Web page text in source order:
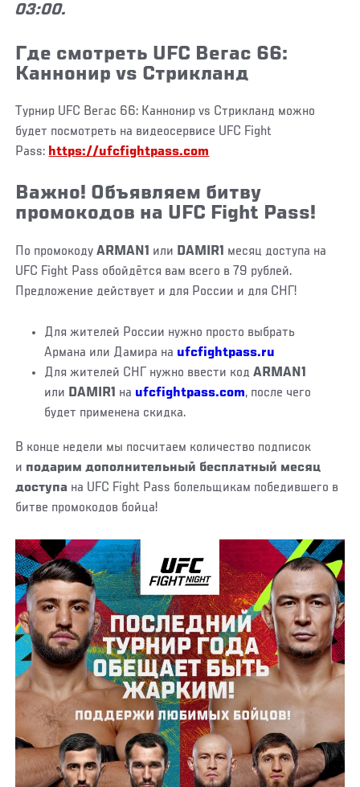
03:00.
Где смотреть UFC Вегас 66:
Каннонир vs Стрикланд
Турнир UFC Вегас 66: Каннонир vs Стрикланд можно
будет посмотреть на видеосервисе UFC Fight
Pass: https://ufcfightpass.com
Важно! Объявляем битву
промокодов на UFC Fight Pass!
По промокодуARMAN1 или DAMIR1 месяц доступа на
UFC Fight Pass обойдётся вам всего в 79 рублей.
Предложение действует и для России и для СНГ!
Для жителей России нужно просто выбрать
Армана или Дамира на ufcfightpass.ru
Для жителей СНГ нужно ввести код ARMAN1
или DAMIR1 на ufcfightpass.com, после чего
будет применена скидка.
В конце недели мы посчитаем количество подписок
и подарим дополнительный бесплатный месяц
доступа на UFC Fight Pass болельщикам победившего в
битве промокодов бойца!